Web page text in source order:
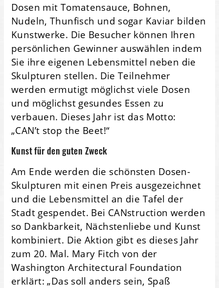
Dosen mit Tomatensauce, Bohnen,
Nudeln, Thunfisch und sogar Kaviar bilden
Kunstwerke. Die Besucher können Ihren
persönlichen Gewinner auswählen indem
Sie ihre eigenen Lebensmittel neben die
Skulpturen stellen. Die Teilnehmer
werden ermutigt möglichst viele Dosen
und möglichst gesundes Essen zu
verbauen. Dieses Jahr ist das Motto:
„CAN’t stop the Beet!“
Kunst für den guten Zweck
Am Ende werden die schönsten Dosen-
Skulpturen mit einen Preis ausgezeichnet
und die Lebensmittel an die Tafel der
Stadt gespendet. Bei CANstruction werden
so Dankbarkeit, Nächstenliebe und Kunst
kombiniert. Die Aktion gibt es dieses Jahr
zum 20. Mal. Mary Fitch von der
Washington Architectural Foundation
erklärt: „Das soll anders sein, Spaß